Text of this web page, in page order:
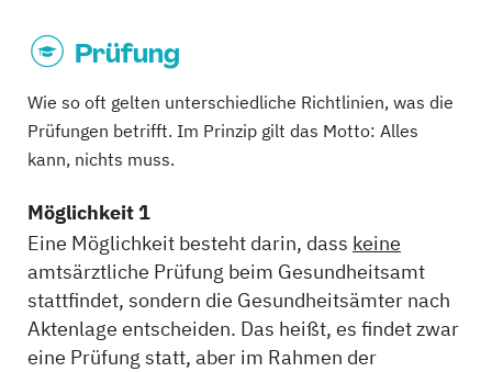
Prüfung
Wie so oft gelten unterschiedliche Richtlinien, was die
Prüfungen betrifft. Im Prinzip gilt das Motto: Alles
kann, nichts muss.
Möglichkeit 1
Eine Möglichkeit besteht darin, dass keine
amtsärztliche Prüfung beim Gesundheitsamt
stattfindet, sondern die Gesundheitsämter nach
Aktenlage entscheiden. Das heißt, es findet zwar
eine Prüfung statt, aber im Rahmen der